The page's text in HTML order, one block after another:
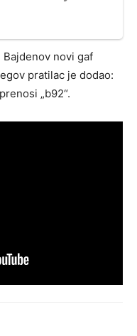
novi gaf
pratilac je dodao:
„b92“.